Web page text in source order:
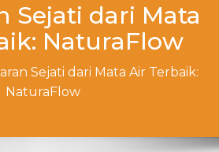
Sejati dari Mata
NaturaFlow
Sejati dari Mata Air Terbaik:
NaturaFlow